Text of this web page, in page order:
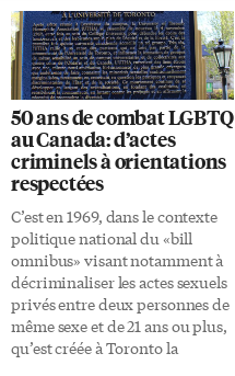
internationaux à partir de 19h
jusqu’à 7h du matin. 88
attractions seront réparties
dans la ville pour l’événement.
Deux expositions seront
également organisées à
Scarborough et à Fort York. Les
démonstrations artistiques de
cette année auront pour thème
le Continuum. Ce thème
interroge sur le
commencement et la fin, le
changement et l’évolution à
l’image de la ville de […]
50 ans de combat LGBTQ
au Canada: d’actes
criminels à orientations
respectées
C’est en 1969, dans le contexte
politique national du «bill
omnibus» visant notamment à
décriminaliser les actes sexuels
privés entre deux personnes de
même sexe et de 21 ans ou plus,
qu’est créée à Toronto la